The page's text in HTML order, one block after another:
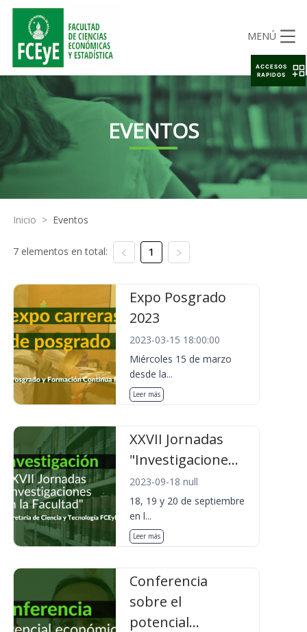
MENÚ
EVENTOS
Inicio > Eventos
7 elementos en total: 1
Expo Posgrado
2023
2023-03-15 18:00:00
Miércoles 15 de marzo
desde la...
Leer más
XXVII Jornadas
"Investigacione...
2023-09-18 null
18, 19 y 20 de septiembre
en l...
Leer más
Conferencia
sobre el
potencial...
ACCESOS
RAPIDOS